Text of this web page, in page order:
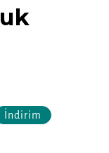
İndirim